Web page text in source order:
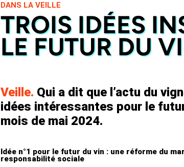
DANS LA VEILLE
TROIS IDÉES
LE FUTUR DU
Veille. Qui a dit que l’actu du
idées intéressantes pour le
mois de mai 2024.
Idée n°1 pour le futur du vin : une réforme du
responsabilité sociale